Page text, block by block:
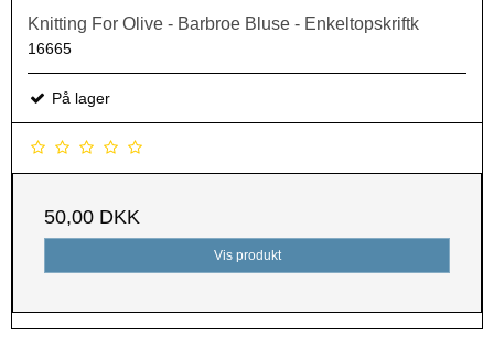
Knitting For Olive - Barbroe Bluse - Enkeltopskriftk
16665
På lager
50,00 DKK
Vis produkt